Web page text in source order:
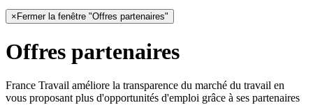
× Fermer la fenêtre "Offres partenaires"
Offres partenaires
France Travail améliore la transparence du marché du travail en
vous proposant plus d'opportunités d'emploi grâce à ses partenaires